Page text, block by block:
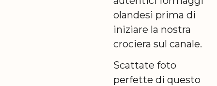
olandesi prima di
iniziare la nostra
crociera sul canale.
Scattate foto
perfette di questo